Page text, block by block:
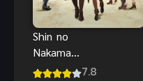
Shin no
Nakama
(2021) ผม7.8